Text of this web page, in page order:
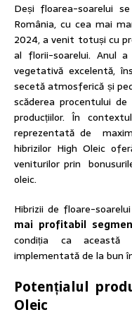
Deși floarea-soarelui
România, cu cea mai
2024, a venit totuși cu
al florii-soarelui. Anul
vegetativă excelentă,
secetă atmosferică și
scăderea procentului
producțiilor. În
reprezentată de
hibrizilor High Oleic
veniturilor prin
oleic.
Hibrizii de floare-
mai profitabil
condiția ca
implementată de la bun
Potențialul
Oleic